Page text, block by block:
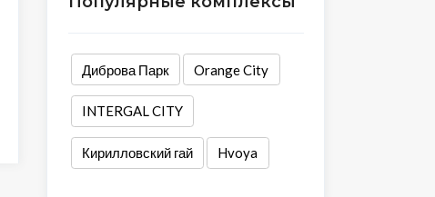
Диброва Парк Orange City
INTERGAL CITY
Кирилловский гай Hvoya